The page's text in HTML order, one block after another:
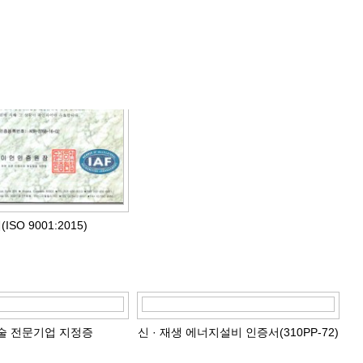
9001:2015)
전문기업 지정증 신 · 재생 에너지설비 인증서(310PP-72)